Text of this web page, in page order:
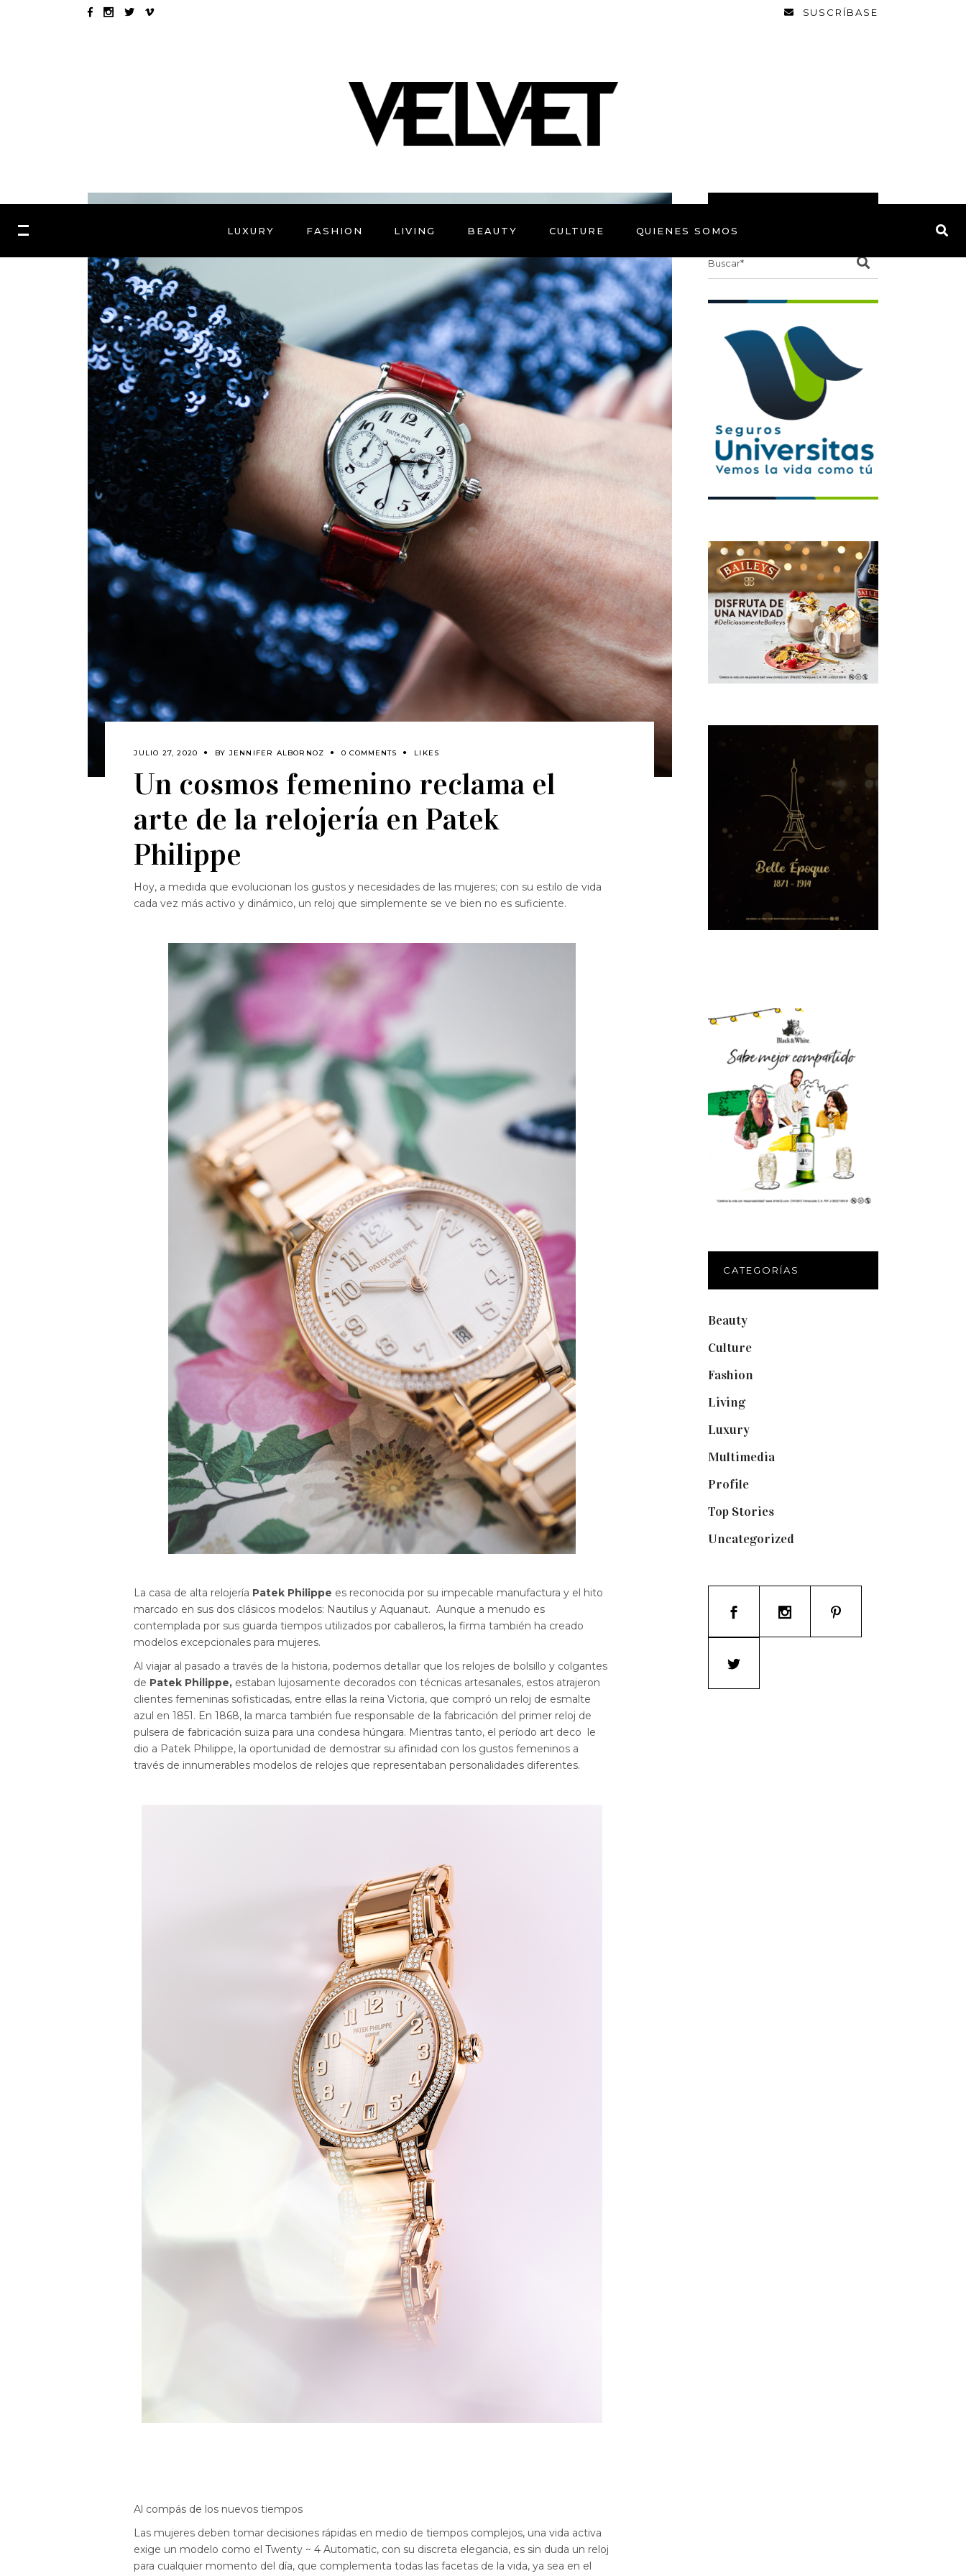
SUSCRÍBASE
LUXURY FASHION LIVING BEAUTY CULTURE QUIENES SOMOS
JULIO 27, 2020 BY JENNIFER ALBORNOZ 0 COMMENTS LIKES
Un cosmos femenino reclama el
arte de la relojería en Patek
Philippe
Hoy, a medida que evolucionan los gustos y necesidades de las mujeres; con su estilo de vida
cada vez más activo y dinámico, un reloj que simplemente se ve bien no es suficiente.
La casa de alta relojería Patek Philippe es reconocida por su impecable manufactura y el hito
marcado en sus dos clásicos modelos: Nautilus y Aquanaut. Aunque a menudo es
contemplada por sus guarda tiempos utilizados por caballeros, la firma también ha creado
modelos excepcionales para mujeres.
Al viajar al pasado a través de la historia, podemos detallar que los relojes de bolsillo y colgantes
de Patek Philippe, estaban lujosamente decorados con técnicas artesanales, estos atrajeron
clientes femeninas sofisticadas, entre ellas la reina Victoria, que compró un reloj de esmalte
azul en 1851. En 1868, la marca también fue responsable de la fabricación del primer reloj de
pulsera de fabricación suiza para una condesa húngara. Mientras tanto, el período art deco le
dio a Patek Philippe, la oportunidad de demostrar su afinidad con los gustos femeninos a
través de innumerables modelos de relojes que representaban personalidades diferentes.
Al compás de los nuevos tiempos
Las mujeres deben tomar decisiones rápidas en medio de tiempos complejos, una vida activa
exige un modelo como el Twenty ~ 4 Automatic, con su discreta elegancia, es sin duda un reloj
para cualquier momento del día, que complementa todas las facetas de la vida, ya sea en el
Search
CATEGORÍAS
Beauty(250)
Culture(132)
Fashion
Living(337)
Luxury(664)
Multimedia(10)
Profile(8)
Top Stories(123)
Uncategorized